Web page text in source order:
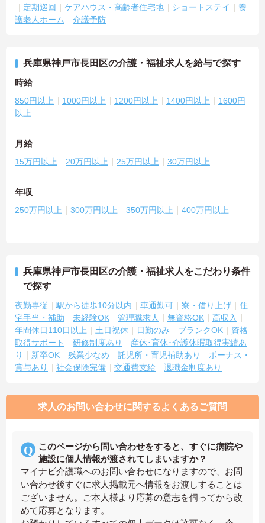
定期巡回
ケアハウス・高齢者住宅地 ショートステイ
養
護老人ホーム
介護予防
兵庫県神戸市長田区の介護・福祉求人を給与で探す
時給
850円以上 1000円以上 1200円以上 1400円以上
1600円
以上
月給
15万円以上 20万円以上 25万円以上 30万円以上
年収
250万円以上 300万円以上 350万円以上 400万円以上
兵庫県神戸市長田区の介護・福祉求人をこだわり条件
で探す
夜勤専従 駅から徒歩10分以内 車通勤可 寮・借り上げ
住
宅手当・補助
未経験OK 管理職求人 無資格OK
高収入
年間休日110日以上
土日祝休 日勤のみ ブランクOK
資格
取得サポート
研修制度あり
産休･育休･介護休暇取得実績あ
り
新卒OK 残業少なめ 託児所・育児補助あり
ボーナス・
賞与あり
社会保険完備 交通費支給 退職金制度あり
求人のお問い合わせに関するよくあるご質問
このページから問い合わせをすると、すぐに病院や
施設に個人情報が渡されてしまいますか？
マイナビ介護職へのお問い合わせになりますので、お問
い合わせ後すぐに求人掲載元へ情報をお渡しすることは
ございません。ご本人様より応募の意志を伺ってから改
めて応募となります。